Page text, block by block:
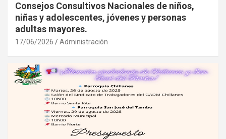
Consejos Consultivos Nacionales de niños,
niñas y adolescentes, jóvenes y personas
adultas mayores.
17/06/2026 Administración